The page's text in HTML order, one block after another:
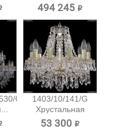
494 245 ₽
G
1403/10/141/G
Хрустальная
подвесная...
53 300 ₽